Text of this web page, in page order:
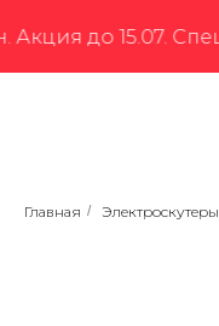
до 15.07. Спешите!
Главная / Электроскутеры